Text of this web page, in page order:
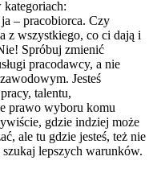
– pracobiorca. Czy
z wszystkiego, co ci dają i
Spróbuj zmienić
pracodawcy, a nie
Jesteś
talentu,
prawo wyboru komu
gdzie indziej może
ale tu gdzie jesteś, też nie
lepszych warunków.